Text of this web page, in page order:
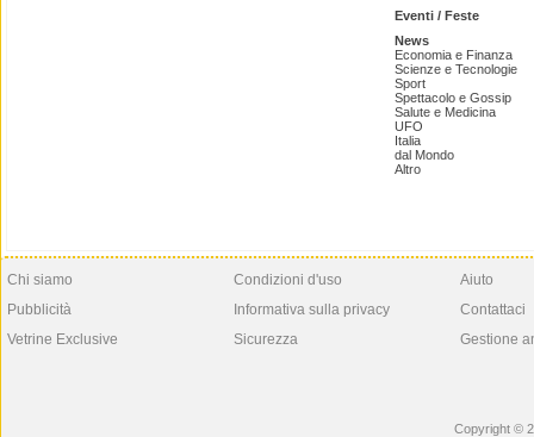
Eventi / Feste
News
Economia e Finanza
Scienze e Tecnologie
Sport
Spettacolo e Gossip
Salute e Medicina
UFO
Italia
dal Mondo
Altro
Chi siamo
Pubblicità
Vetrine Exclusive
Condizioni d'uso
Informativa sulla privacy
Sicurezza
Aiuto
Contattaci
Gestione
Copyright ©